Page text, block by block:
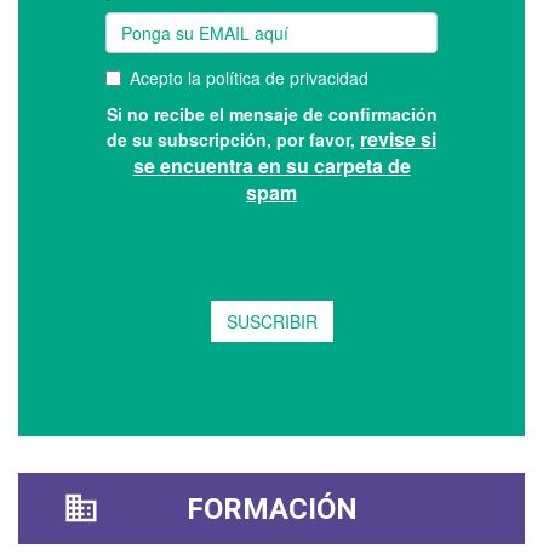
FORMACIÓN